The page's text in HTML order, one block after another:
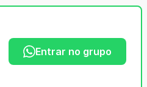
Entrar no grupo